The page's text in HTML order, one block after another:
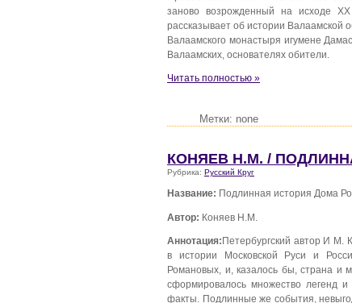
заново возрожденный на исходе
рассказывает об истории Валаамской
Валаамского монастыря игумене
Валаамских, основателях обители.
Читать полностью »
Метки: none
КОНЯЕВ Н.М. /
Рубрика: Русский Круг
Название: Подлинная история Дома
Автор: Коняев Н.М.
Аннотация: Петербургский автор И М.
в истории Московской Руси и
Романовых, и, казалось бы, страна и
сформировалось множество легенд
факты. Подлинные же события,